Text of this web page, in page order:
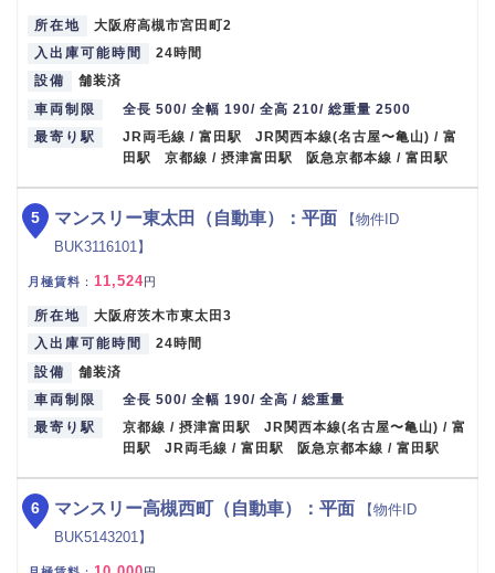
所在地
大阪府高槻市宮田町2
入出庫可能時間
24時間
設備
舗装済
車両制限
全長 500/ 全幅 190/ 全高 210/ 総重量 2500
最寄り駅
JR両毛線 / 富田駅 JR関西本線(名古屋〜亀山) / 富
田駅 京都線 / 摂津富田駅 阪急京都本線 / 富田駅
マンスリー東太田（自動車）：平面
【物件ID
BUK3116101】
月極賃料 ： 11,524円
所在地
大阪府茨木市東太田3
入出庫可能時間
24時間
設備
舗装済
車両制限
全長 500/ 全幅 190/ 全高 / 総重量
最寄り駅
京都線 / 摂津富田駅 JR関西本線(名古屋〜亀山) / 富
田駅 JR両毛線 / 富田駅 阪急京都本線 / 富田駅
5
マンスリー高槻西町（自動車）：平面
【物件ID
BUK5143201】
6